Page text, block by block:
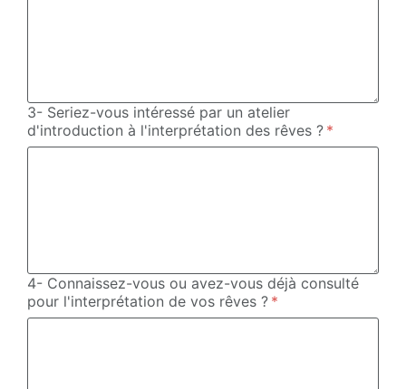
3- Seriez-vous intéressé par un atelier
d'introduction à l'interprétation des rêves ?
4- Connaissez-vous ou avez-vous déjà consulté
pour l'interprétation de vos rêves ?